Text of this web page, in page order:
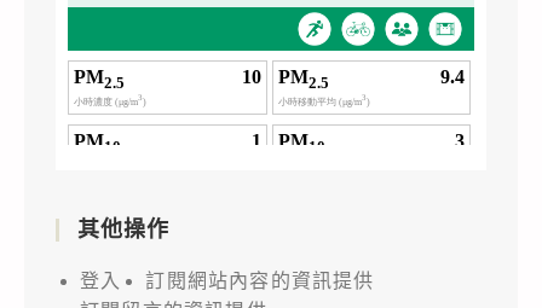
其他操作
登入
訂閱網站內容的資訊提供